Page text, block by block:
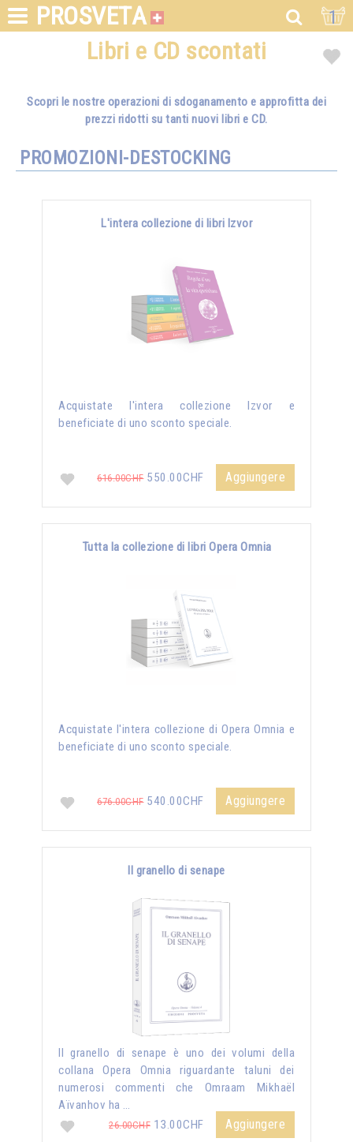
PROSVETA 1
Libri e CD scontati
Scopri le nostre operazioni di sdoganamento e approfitta dei
prezzi ridotti su tanti nuovi libri e CD.
PROMOZIONI-DESTOCKING
L'intera collezione di libri Izvor
Acquistate l'intera collezione Izvor e
beneficiate di uno sconto speciale.
616.00CHF550.00CHF Aggiungere
Tutta la collezione di libri Opera Omnia
Acquistate l'intera collezione di Opera Omnia e
beneficiate di uno sconto speciale.
676.00CHF540.00CHF Aggiungere
Il granello di senape
Il granello di senape è uno dei volumi della
collana Opera Omnia riguardante taluni dei
numerosi commenti che Omraam Mikhaël
Aïvanhov ha …
26.00CHF 13.00CHF Aggiungere